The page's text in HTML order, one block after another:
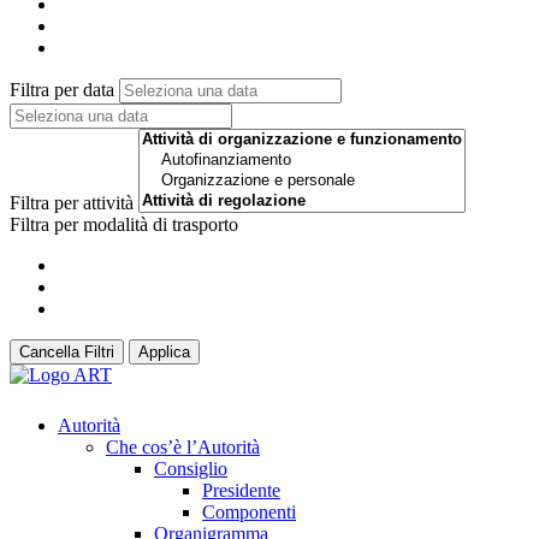
Filtra per data
Filtra per attività
Filtra per modalità di trasporto
Cancella Filtri Applica
Autorità
Che cos’è l’Autorità
Consiglio
Presidente
Componenti
Organigramma